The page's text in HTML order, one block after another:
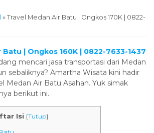
» Travel Medan Air Batu | Ongkos 170K | 0822-
Batu | Ongkos 160K | 0822-7633-1437
mencari jasa transportasi dari Medan
sebaliknya? Amartha Wisata kini hadir
Medan Air Batu Asahan. Yuk simak
berikut ini.
Isi [Tutup]